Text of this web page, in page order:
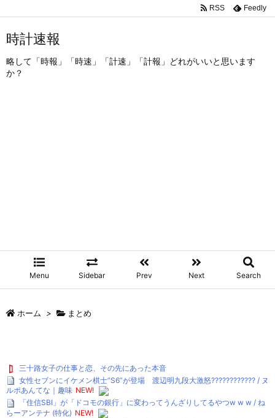
時計速報
略して「時報」「時速」「計速」「計報」どれがいいと思います
か？
Menu Sidebar Prev Next Search
RSS Feedly
ホーム > まとめ
三十路女子の仕事と恋、その先にあった本音
女性セブンにイケメン棋士”S6”が登場 渡辺明九段大激怒???????????? / ヌ
ルポあんてな｜趣味 NEW!
「住信SBI」が「ドコモの銀行」に変わってうんざりしてるやつw w w / ね
らーアンテナ (特化) NEW!